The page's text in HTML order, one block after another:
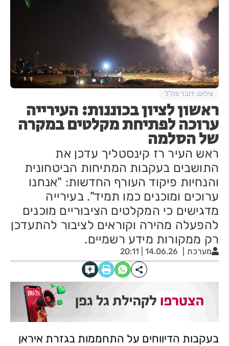
ראשון לציון בכוננות: העירייה
ערוכה לפתיחת מקלטים במקרה
של הסלמה
ראש העיר רז קינסטליך עדכן את
התושבים בעקבות המתיחות הביטחונית
והנחיות פיקוד העורף החדשות: "אנחנו
ערוכים ומוכנים כמו תמיד". בעירייה
מדגישים כי המקלטים הציבוריים מוכנים
להפעלה מהירה וקוראים לציבור להתעדכן
רק ממקורות מידע רשמיים.
מערכת 14.06.26 | 20:11
צילום: דובר צה"ל
בעקבות הדיווחים על התחממות בגזרת איראן